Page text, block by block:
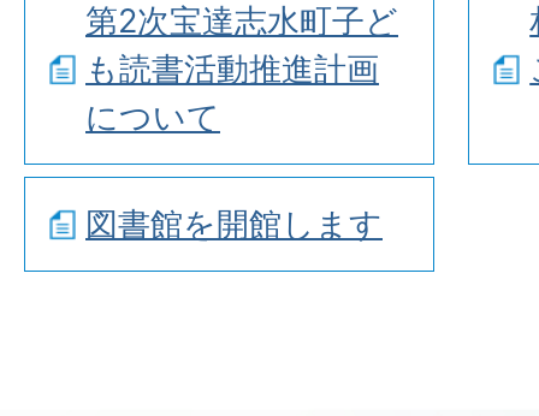
第2次宝達志水町子ど
も読書活動推進計画
について
図書館を開館します